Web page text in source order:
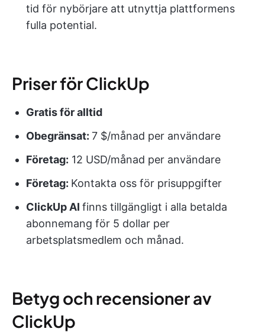
tid för nybörjare att utnyttja plattformens
fulla potential.
Priser för ClickUp
Gratis för alltid
Obegränsat: 7 $/månad per användare
Företag: 12 USD/månad per användare
Företag: Kontakta oss för prisuppgifter
ClickUp AI finns tillgängligt i alla betalda
abonnemang för 5 dollar per
arbetsplatsmedlem och månad.
Betyg och recensioner av
ClickUp